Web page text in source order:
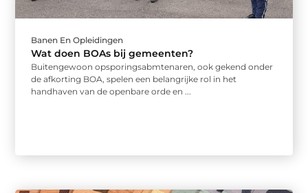
Banen En Opleidingen
Wat doen BOAs bij gemeenten?
Buitengewoon opsporingsabmtenaren, ook gekend onder
de afkorting BOA, spelen een belangrijke rol in het
handhaven van de openbare orde en ...